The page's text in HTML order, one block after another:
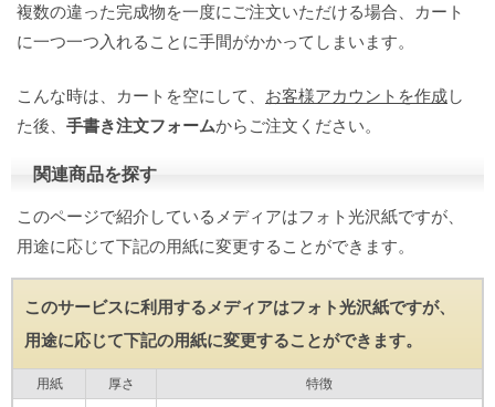
複数の違った完成物を一度にご注文いただける場合、カート
に一つ一つ入れることに手間がかかってしまいます。
こんな時は、カートを空にして、 お客様アカウントを作成し
た後、 手書き注文フォームからご注文ください。
関連商品を探す
このページで紹介しているメディアはフォト光沢紙ですが、
用途に応じて下記の用紙に変更することができます。
用紙 厚さ 特徴
このサービスに利用するメディアはフォト光沢紙ですが、
用途に応じて下記の用紙に変更することができます。